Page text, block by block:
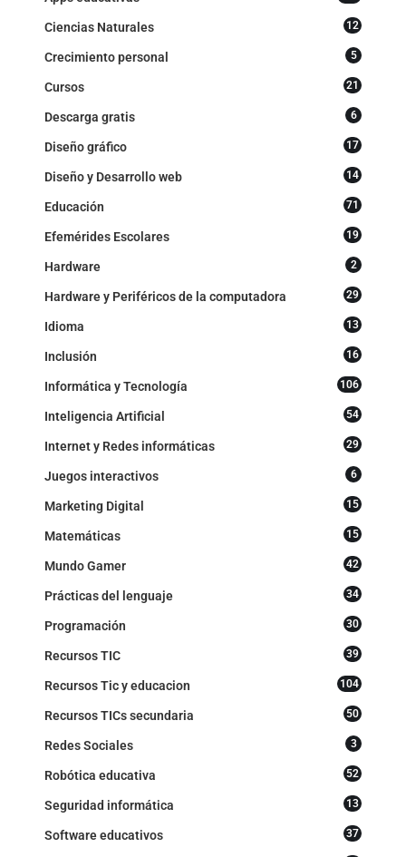
Ciencias Naturales 12
Crecimiento personal 5
Cursos 21
Descarga gratis 6
Diseño gráfico 17
Diseño y Desarrollo web 14
Educación 71
Efemérides Escolares 19
Hardware 2
Hardware y Periféricos de la computadora 29
Idioma 13
Inclusión 16
Informática y Tecnología 106
Inteligencia Artificial 54
Internet y Redes informáticas 29
Juegos interactivos 6
Marketing Digital 15
Matemáticas 15
Mundo Gamer 42
Prácticas del lenguaje 34
Programación 30
Recursos TIC 39
Recursos Tic y educacion 104
Recursos TICs secundaria 50
Redes Sociales 3
Robótica educativa 52
Seguridad informática 13
Software educativos 37